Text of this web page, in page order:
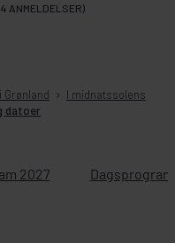
ANMELDELSER)
Grønland
I midnatssolens
datoer
2027